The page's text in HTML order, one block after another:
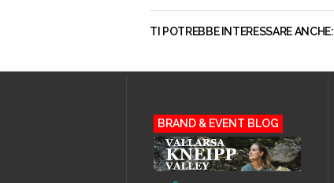
TI POTREBBE INTERESSARE ANCHE:
BRAND & EVENT BLOG